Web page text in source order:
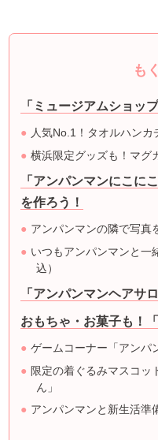
も
「ミュージアムショッ
人気No.1！タオルハンカ
横浜限定グッズも！マグ
「アンパンマンにこに
を作ろう！
アンパンマンの隣で写真
いつもアンパンマンと一
込）
「アンパンマンヘアサ
おもちゃ・お菓子も！
ゲームコーナー「アンパ
限定の着ぐるみマスコッ
ん」
アンパンマンと新生活準